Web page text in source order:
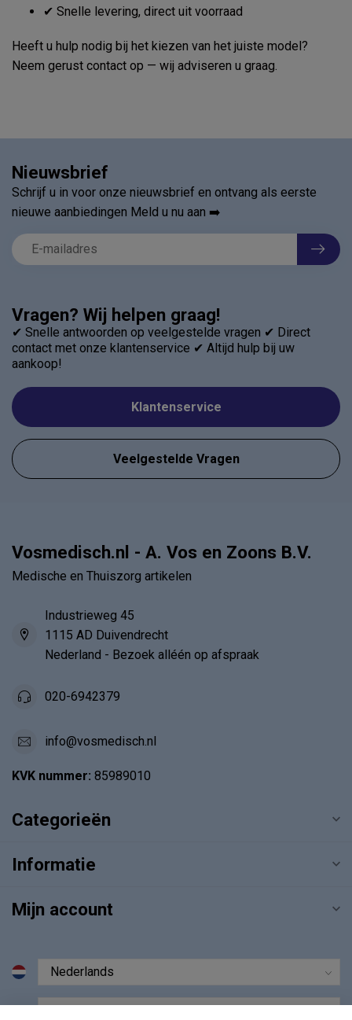
✔ Snelle levering, direct uit voorraad
Heeft u hulp nodig bij het kiezen van het juiste model?
Neem gerust contact op — wij adviseren u graag.
Vragen? Wij helpen graag!
✔ Snelle antwoorden op veelgestelde vragen ✔ Direct
contact met onze klantenservice ✔ Altijd hulp bij uw
aankoop!
Klantenservice
Veelgestelde Vragen
Nieuwsbrief
Schrijf u in voor onze nieuwsbrief en ontvang als eerste
nieuwe aanbiedingen Meld u nu aan ➡️
Vosmedisch.nl - A. Vos en Zoons B.V.
Medische en Thuiszorg artikelen
Industrieweg 45
1115 AD Duivendrecht
Nederland - Bezoek alléén op afspraak
020-6942379
info@vosmedisch.nl
KVK nummer: 85989010
Categorieën
Informatie
Mijn account